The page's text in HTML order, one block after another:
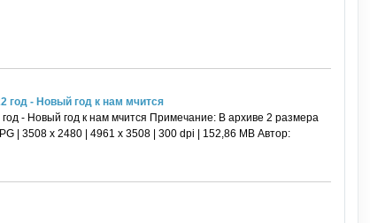
год - Новый год к нам мчится
- Новый год к нам мчится Примечание: В архиве 2 размера
| 3508 x 2480 | 4961 x 3508 | 300 dpi | 152,86 MB Автор: